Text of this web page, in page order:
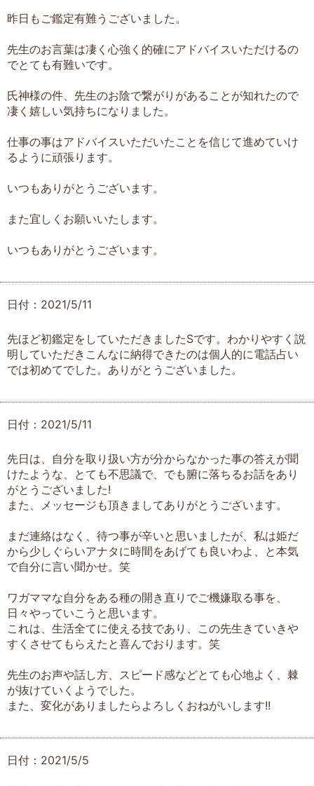
昨日もご鑑定有難うございました。
先生のお言葉は凄く心強く的確にアドバイスいただけるの
でとても有難いです。
氏神様の件、先生のお陰で繋がりがあることが知れたので
凄く嬉しい気持ちになりました。
仕事の事はアドバイスいただいたことを信じて進めていけ
るように頑張ります。
いつもありがとうございます。
また宜しくお願いいたします。
いつもありがとうございます。
日付：2021/5/11
先ほど初鑑定をしていただきましたSです。わかりやすく説
明していただきこんなに納得できたのは個人的に電話占い
では初めてでした。ありがとうございました。
日付：2021/5/11
先日は、自分を取り扱い方が分からなかった事の答えが聞
けたような、とても不思議で、でも腑に落ちるお話をあり
がとうございました!
また、メッセージも頂きましてありがとうございます。
まだ連絡はなく、待つ事が辛いと思いましたが、私は姫だ
から少しぐらいアナタに時間をあげても良いわよ、と本気
で自分に言い聞かせ。笑
ワガママな自分をある種の開き直りでご機嫌取る事を、
日々やっていこうと思います。
これは、生活全てに使える技であり、この先生きていきや
すくさせてもらえたと喜んでおります。笑
先生のお声や話し方、スピード感などとても心地よく、棘
が抜けていくようでした。
また、変化がありましたらよろしくおねがいします!!
日付：2021/5/5